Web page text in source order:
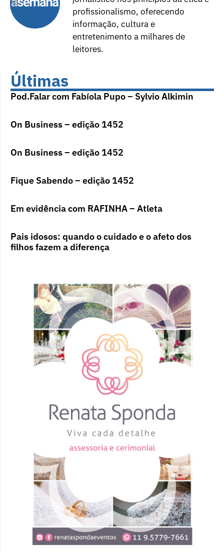
profissionalismo, oferecendo
informação, cultura e
entretenimento a milhares de
leitores.
Últimas
Pod.Falar com Fabíola Pupo – Sylvio Alkimin
On Business – edição 1452
On Business – edição 1452
Fique Sabendo – edição 1452
Em evidência com RAFINHA – Atleta
Pais idosos: quando o cuidado e o afeto dos
filhos fazem a diferença